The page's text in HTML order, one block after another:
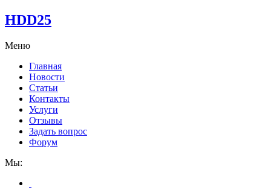
HDD25
Меню
Главная
Новости
Статьи
Контакты
Услуги
Отзывы
Задать вопрос
Форум
Мы: